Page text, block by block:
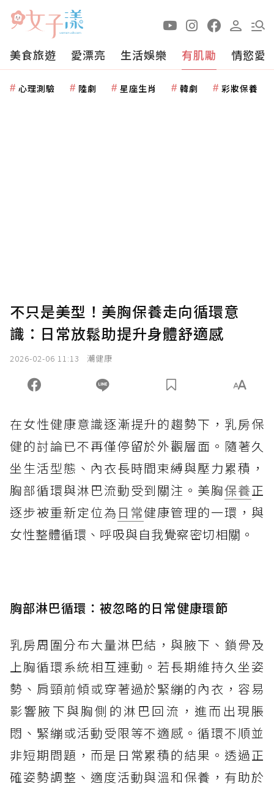
美食旅遊 愛漂亮 生活娛樂 有肌勵 情慾愛
心理測驗 陸劇 星座生肖 韓劇 彩妝保養
不只是美型！美胸保養走向循環意
識：日常放鬆助提升身體舒適感
2026-02-06 11:13 潮健康
在女性健康意識逐漸提升的趨勢下，乳房保
健的討論已不再僅停留於外觀層面。隨著久
坐生活型態、內衣長時間束縛與壓力累積，
胸部循環與淋巴流動受到關注。美胸保養正
逐步被重新定位為 日常健康管理的一環，與
女性整體循環、呼吸與自我覺察密切相關。
胸部淋巴循環：被忽略的日常健康環節
乳房周圍分布大量淋巴結，與腋下、鎖骨及
上胸循環系統相互連動。若長期維持久坐姿
勢、肩頸前傾或穿著過於緊繃的內衣，容易
影響腋下與胸側的淋巴回流，進而出現脹
悶、緊繃或活動受限等不適感。循環不順並
非短期問題，而是日常累積的結果。透過正
確姿勢調整、適度活動與溫和保養，有助於